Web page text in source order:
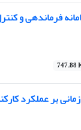
747.88
بر عملکرد